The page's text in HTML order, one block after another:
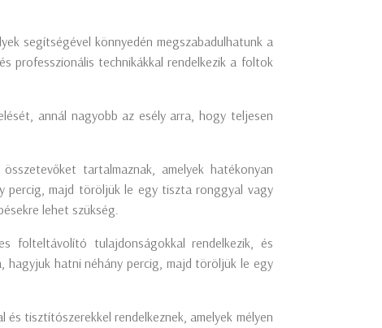
segítségével könnyedén megszabadulhatunk a
professzionális technikákkal rendelkezik a foltok
annál nagyobb az esély arra, hogy teljesen
tartalmaznak, amelyek hatékonyan
percig, majd töröljük le egy tiszta ronggyal vagy
lehet szükség.
folteltávolító tulajdonságokkal rendelkezik, és
hagyjuk hatni néhány percig, majd töröljük le egy
tisztítószerekkel rendelkeznek, amelyek mélyen